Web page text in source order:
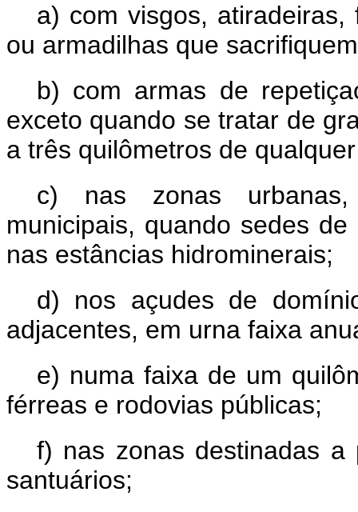
a) com visgos,
ou armadilhas que
b) com armas de
exceto quando se tratar de
a três quilômetros de
c) nas zonas urbanas,
municipais, quando sedes
nas estâncias hidrominerais;
d) nos açudes de
adjacentes, em urna faixa
e) numa faixa de um
férreas e rodovias públicas;
f) nas zonas destinadas
santuários;